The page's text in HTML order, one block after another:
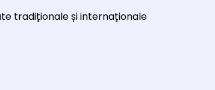
tradiționale și internaționale